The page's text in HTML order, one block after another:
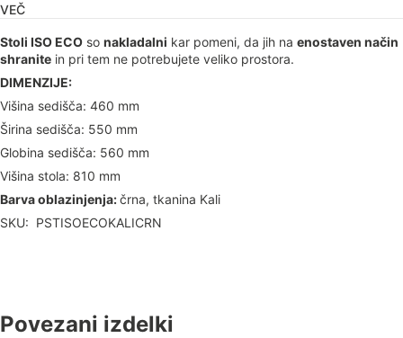
VEČ
Stoli ISO ECO so nakladalni kar pomeni, da jih na enostaven način
shranite in pri tem ne potrebujete veliko prostora.
DIMENZIJE:
Višina sedišča: 460 mm
Širina sedišča: 550 mm
Globina sedišča: 560 mm
Višina stola: 810 mm
Barva oblazinjenja:črna, tkanina Kali
SKU: PSTISOECOKALICRN
Povezani izdelki